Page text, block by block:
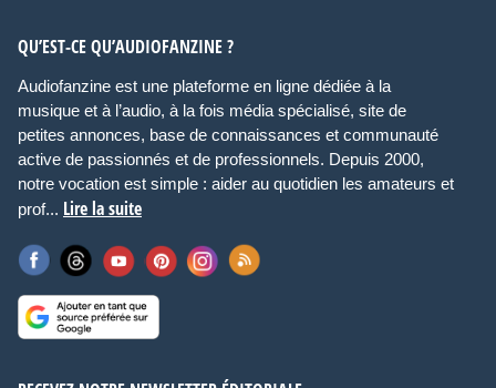
QU’EST-CE QU’AUDIOFANZINE ?
Audiofanzine est une plateforme en ligne dédiée à la
musique et à l’audio, à la fois média spécialisé, site de
petites annonces, base de connaissances et communauté
active de passionnés et de professionnels. Depuis 2000,
notre vocation est simple : aider au quotidien les amateurs et
prof... Lire la suite